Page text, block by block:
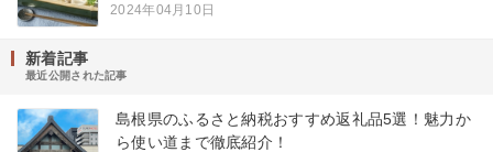
2024年04月10日
新着記事
最近公開された記事
島根県のふるさと納税おすすめ返礼品5選！魅力か
ら使い道まで徹底紹介！